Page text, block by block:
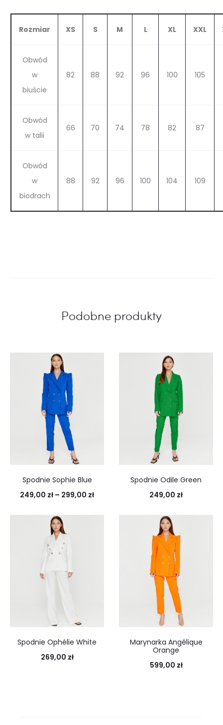
Rozmiar XS S M L XL XXL
Obwód
w
biuście
82 88 92 96 100 105
Obwód
w talii
66 70 74 78 82 87
Obwód
w
biodrach
88 92 96 100 104 109
Podobne produkty
Spodnie Sophie Blue
249,00 zł – 299,00 zł
Spodnie Odile Green
249,00 zł
Spodnie Ophélie White
269,00 zł
Marynarka Angélique
Orange
599,00 zł